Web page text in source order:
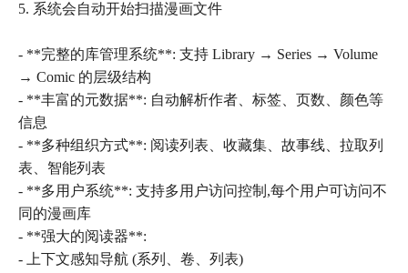
5. 系统会自动开始扫描漫画文件
- **完整的库管理系统**: 支持 Library → Series → Volume
→ Comic 的层级结构
- **丰富的元数据**: 自动解析作者、标签、页数、颜色等
信息
- **多种组织方式**: 阅读列表、收藏集、故事线、拉取列
表、智能列表
- **多用户系统**: 支持多用户访问控制,每个用户可访问不
同的漫画库
- **强大的阅读器**:
- 上下文感知导航 (系列、卷、列表)